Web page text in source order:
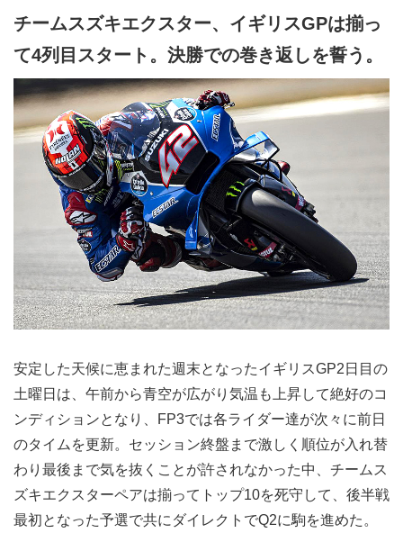
チームスズキエクスター、イギリスGPは揃っ
て4列目スタート。決勝での巻き返しを誓う。
安定した天候に恵まれた週末となったイギリスGP2日目の
土曜日は、午前から青空が広がり気温も上昇して絶好のコ
ンディションとなり、FP3では各ライダー達が次々に前日
のタイムを更新。セッション終盤まで激しく順位が入れ替
わり最後まで気を抜くことが許されなかった中、チームス
ズキエクスターペアは揃ってトップ10を死守して、後半戦
最初となった予選で共にダイレクトでQ2に駒を進めた。